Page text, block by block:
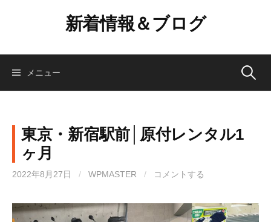
ン
新着情報＆ブログ
メニュー 検
東京・新宿駅前│原付レンタル1
ヶ月
2022年8月27日 / WPMASTER / コメントする